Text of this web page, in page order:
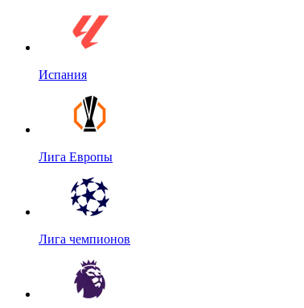
Испания
Лига Европы
Лига чемпионов